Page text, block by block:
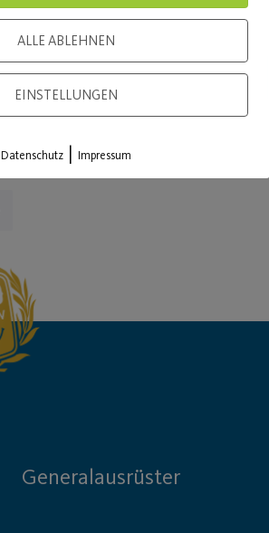
Fürth.
Generalausrüster
ALLE ABLEHNEN
EINSTELLUNGEN
Datenschutz | Impressum